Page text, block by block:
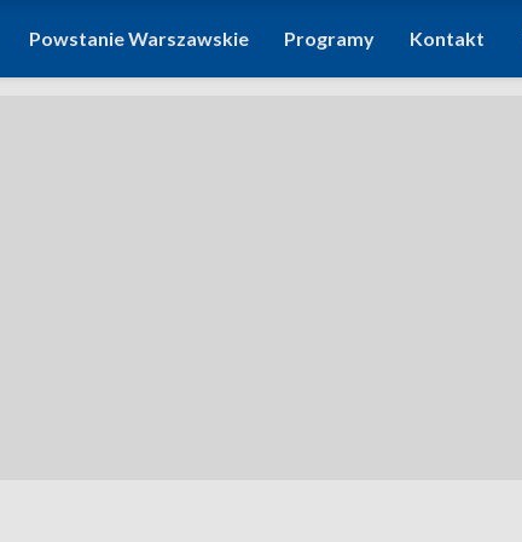
Powstanie Warszawskie Programy Kontakt